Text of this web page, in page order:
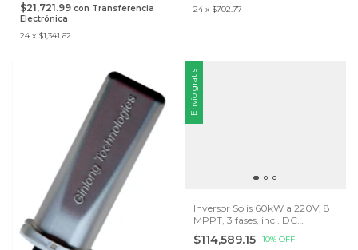
$21,721.99 con Transferencia
Electrónica
24 x $1,341.62
24 x $702.77
Envío gratis
Inversor Solis 60kW a 220V, 8
MPPT, 3 fases, incl. DC
Disconnect
$114,589.15 -10% OFF